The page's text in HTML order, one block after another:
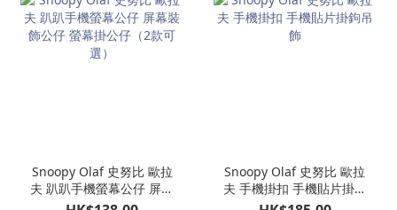
Snoopy Olaf 史努比 歐拉
夫 趴趴手機螢幕公仔 屏幕
裝飾公仔 螢幕掛公仔（2
Snoopy Olaf 史努比 歐拉
夫 手機掛扣 手機貼片掛鉤
吊飾